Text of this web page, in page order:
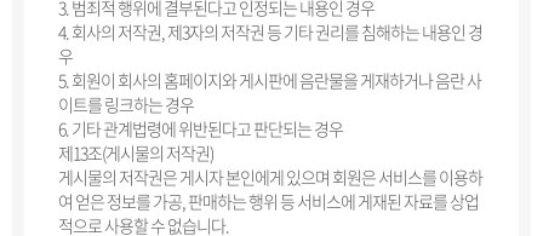
3. 범죄적 행위에 결부된다고 인정되는 내용인 경우
4. 회사의 저작권, 제3자의 저작권 등 기타 권리를 침해하는 내용인 경
우
5. 회원이 회사의 홈페이지와 게시판에 음란물을 게재하거나 음란 사
이트를 링크하는 경우
6. 기타 관계법령에 위반된다고 판단되는 경우
제13조(게시물의 저작권)
게시물의 저작권은 게시자 본인에게 있으며 회원은 서비스를 이용하
여 얻은 정보를 가공, 판매하는 행위 등 서비스에 게재된 자료를 상업
적으로 사용할 수 없습니다.